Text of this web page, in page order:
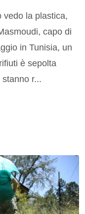
vedo la plastica,
capo di
in Tunisia, un
è sepolta
r...